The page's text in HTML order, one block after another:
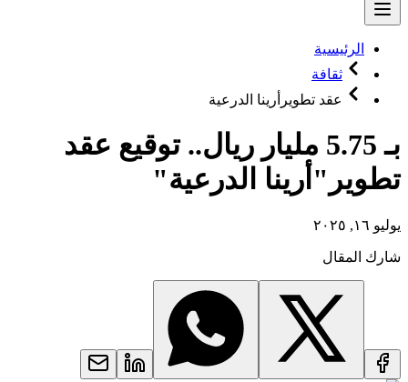
الرئيسية
ثقافة
عقد تطويرأرينا الدرعية
بـ 5.75 مليار ريال.. توقيع عقد
تطوير"أرينا الدرعية"
يوليو ١٦, ٢٠٢٥
شارك المقال